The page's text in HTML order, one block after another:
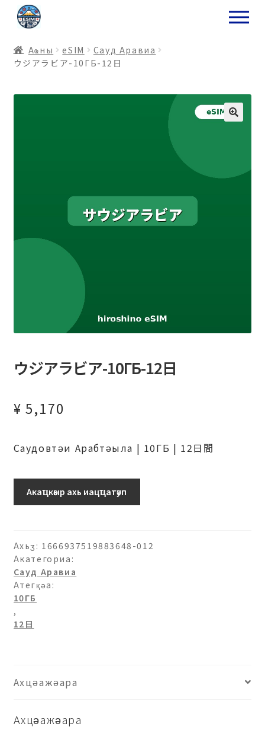
ナ
ビ
ー
シ
コ
ン
ン
ツ
Аҩны еSIM
Сауд Аравиа
ウジアラビア-10ГБ-12日
ウジアラビア-10ГБ-12日
¥ 5,170
Саудовтәи Арабтәыла | 10ГБ | 12日間
ビ
ア-10ГБ-12
日
аԥхьаӡара
Акаҵкәыр ахь иацҵатәуп
Ахьӡ: 1666937519883648-012
Акатегориа:
Сауд Аравиа
Атегқәа:
10ГБ
,
12日
Ахцәажәара
Ахцәажәара